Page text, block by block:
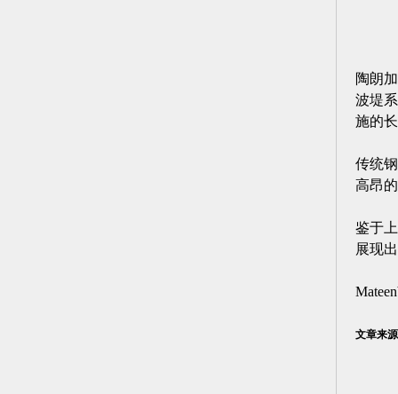
陶朗
波堤
施的
传统
高昂
鉴于
展现
文章来